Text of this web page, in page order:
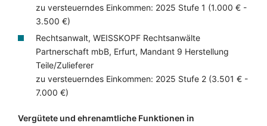
zu versteuerndes Einkommen: 2025 Stufe 1 (1.000 € -
3.500 €)
Rechtsanwalt, WEISSKOPF Rechtsanwälte
Partnerschaft mbB, Erfurt, Mandant 9 Herstellung
Teile/Zulieferer
zu versteuerndes Einkommen: 2025 Stufe 2 (3.501 € -
7.000 €)
Vergütete und ehrenamtliche Funktionen in